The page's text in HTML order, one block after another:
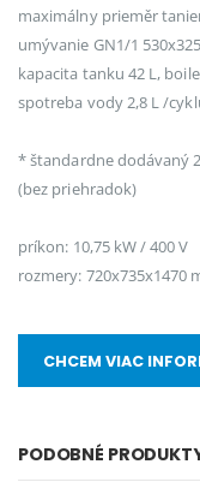
maximálny prieměr
umývanie GN1/1
kapacita tanku 42 L,
spotreba vody 2,8 L /
* štandardne dodávaný
(bez priehradok)
príkon: 10,75 kW / 400 V
rozmery: 720x735x1470
CHCEM VIAC
PODOBNÉ